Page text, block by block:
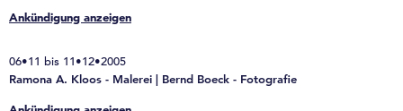
Ankündigung anzeigen
06•11 bis 11•12•2005
Ramona A. Kloos - Malerei | Bernd Boeck - Fotografie